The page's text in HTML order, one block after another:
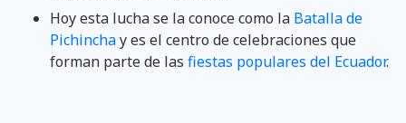
Hoy esta lucha se la conoce como la Batalla de
Pichinchay es el centro de celebraciones que
forman parte de las fiestas populares del Ecuador.